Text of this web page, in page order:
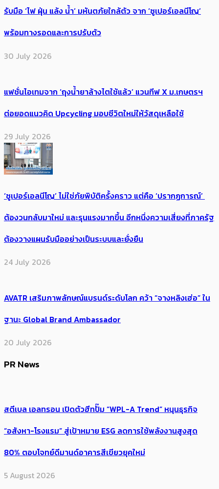
รับมือ ‘ไฟ ฝุ่น แล้ง น้ำ’ มหันตภัยใกล้ตัว จาก ‘ซูเปอร์เอลนีโญ’
พร้อมทางรอดและการปรับตัว
30 July 2026
แฟชั่นไอเทมจาก ‘ถุงน้ำยาล้างไตใช้แล้ว’ แวนทีฟ X ม.เกษตรฯ
ต่อยอดแนวคิด Upcycling มอบชีวิตใหม่ให้วัสดุเหลือใช้
29 July 2026
‘ซูเปอร์เอลนีโญ’ ไม่ใช่ภัยพิบัติครั้งคราว แต่คือ ‘ปรากฏการณ์’ ​
ต้อง​วนกลับมาใหม่ และรุนแรงมากขึ้น อีกหนึ่งความเสี่ยงที่ภาครัฐ
ต้องวางแผนรับมืออย่างเป็นระบบและยั่งยืน
24 July 2026
AVATR เสริมภาพลักษณ์แบรนด์ระดับโลก คว้า “จางหลิงเฮ่อ” ใน
ฐานะ Global Brand Ambassador
20 July 2026
PR News
สตีเบล เอลทรอน เปิดตัวฮีทปั๊ม “WPL-A Trend” หนุนธุรกิจ
“อสังหา-โรงแรม” สู่เป้าหมาย ESG ลดการใช้พลังงานสูงสุด
80% ตอบโจทย์ดีมานด์อาคารสีเขียวยุคใหม่
5 August 2026